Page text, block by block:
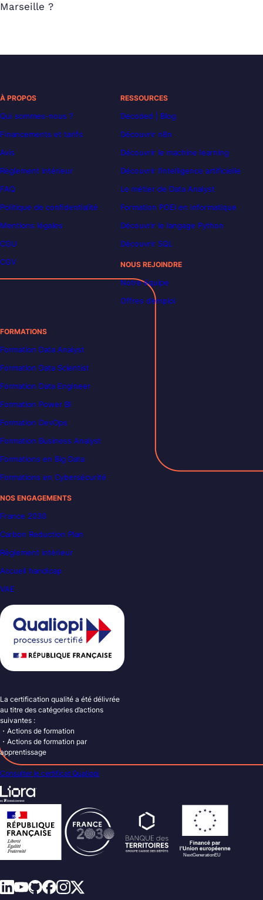
Marseille ?
À PROPOS
Qui sommes-nous ?
Financements et tarifs
Avis
Règlement intérieur
FAQ
Politique de confidentialité
Mentions légales
CGU
CGV
RESSOURCES
Decoded | Blog
Découvrir n8n
Découvrir le machine learning
Découvrir l’intelligence artificielle
Le métier de Data Analyst
Formation POEI en informatique
Découvrir le langage Python
Découvrir SQL
NOUS REJOINDRE
Notre équipe
Offres d’emploi
FORMATIONS
Formation Data Analyst
Formation Data Scientist
Formation Data Engineer
Formation Power BI
Formation DevOps
Formation Business Analyst
Formations en Big Data
Formations en Cybersécurité
NOS ENGAGEMENTS
France 2030
Carbon Reduction Plan
Règlement intérieur
Accueil handicap
VAE
La certification qualité a été délivrée
au titre des catégories d’actions
suivantes :
・Actions de formation
・Actions de formation par
apprentissage
Consulter le certificat Qualiopi